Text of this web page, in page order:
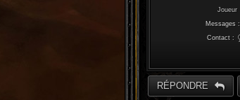
Joueur
Messages :
Contact :
RÉPONDRE